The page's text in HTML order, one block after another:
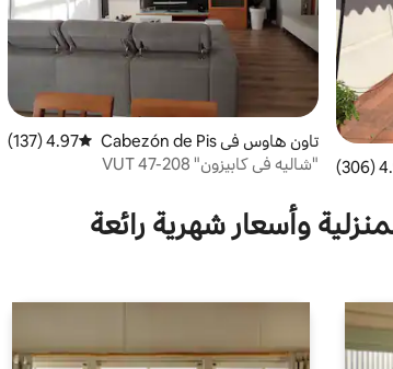
من 5، 306 مراجعات
تاون هاوس في Cabezón de Pis
uerga
متوسط التقييم 4.97 من 5، 137 مراجعات
4.97 (137)
"شاليه في كابيزون" VUT 47-208
وأسعار شهرية رائعة